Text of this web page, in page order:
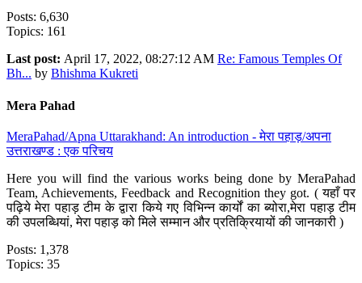
Posts: 6,630
Topics: 161
Last post: April 17, 2022, 08:27:12 AM Re: Famous Temples Of
Bh... by Bhishma Kukreti
Mera Pahad
MeraPahad/Apna Uttarakhand: An introduction - मेरा पहाड़/अपना
उत्तराखण्ड : एक परिचय
Here you will find the various works being done by MeraPahad
Team, Achievements, Feedback and Recognition they got. ( यहाँ पर
पढ़िये मेरा पहाड़ टीम के द्वारा किये गए विभिन्न कार्यों का ब्योरा,मेरा पहाड़ टीम
की उपलब्धियां, मेरा पहाड़ को मिले सम्मान और प्रतिक्रियायों की जानकारी )
Posts: 1,378
Topics: 35